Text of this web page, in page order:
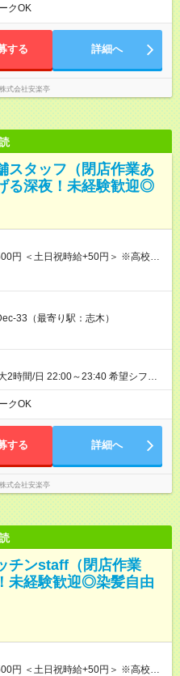
優先でOK◎ ・週1日もあれば週5日
せて働けます！
クOK
する 詳細へ
株式会社安楽亭
タッフ（閉店作業あ
る深夜！未経験歓迎◎
※高校生
時と同じです。 ※最大12ヶ月の間
33（最寄り駅：志木）
2時間/日 22:00～23:40 希望シフト
！ ※18歳未満・高校生は21:30ま
相談も可能！
クOK
する 詳細へ
株式会社安楽亭
チンstaff（閉店作業
未経験歓迎◎染髪自由
※高校生